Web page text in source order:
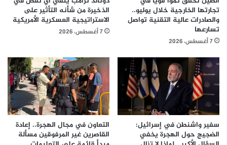
تجارتها الخارجية خلال يوليو..
والصادرات عالية التقنية تواصل
تسارعها
7 أغسطس، 2026
الذخيرة من شأنه التأثير على
الاستراتيجية العسكرية الأمريكية
7 أغسطس، 2026
سفير واشنطن في إسرائيل:
الضجيج حول الهجرة يخفي
التعاون في مجال الهجرة.. إعادة
القاصرين غير المرفوقين مسألة